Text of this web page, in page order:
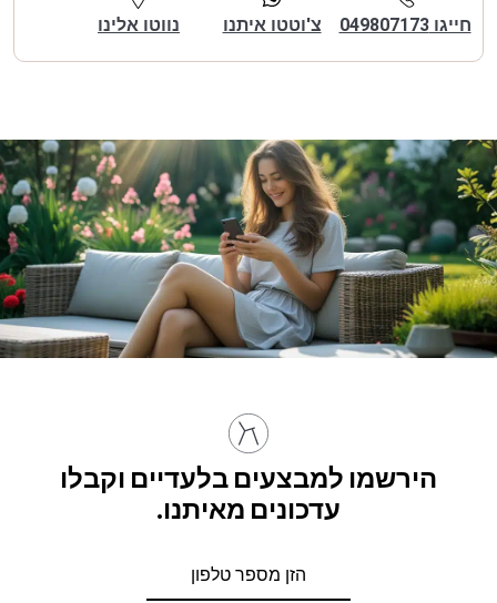
חייגו 049807173 צ'וטטו איתנו נווטו אלינו
הירשמו למבצעים בלעדיים וקבלו
עדכונים מאיתנו.